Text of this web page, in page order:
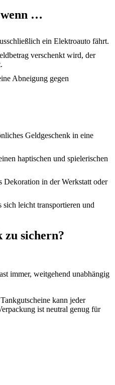
wenn …
ein Elektroauto fährt.
verschenkt wird, der
Abneigung gegen
Geldgeschenk in eine
haptischen und spielerischen
Dekoration in der Werkstatt oder
sich leicht transportieren und
zu sichern?
immer, weitgehend unabhängig
kann jeder
ist neutral genug für